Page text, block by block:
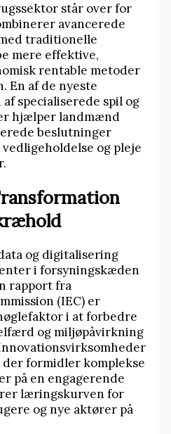
står over for
avancerede
traditionelle
mere effektive,
rentable metoder
af de nyeste
specialiserede spil og
hjælper landmænd
beslutninger
og pleje
og digitalisering
i forsyningskæden
rapport fra
(IEC) er
i at forbedre
og miljøpåvirkning
der formidler komplekse
på en engagerende
læringskurven for
og nye aktører på